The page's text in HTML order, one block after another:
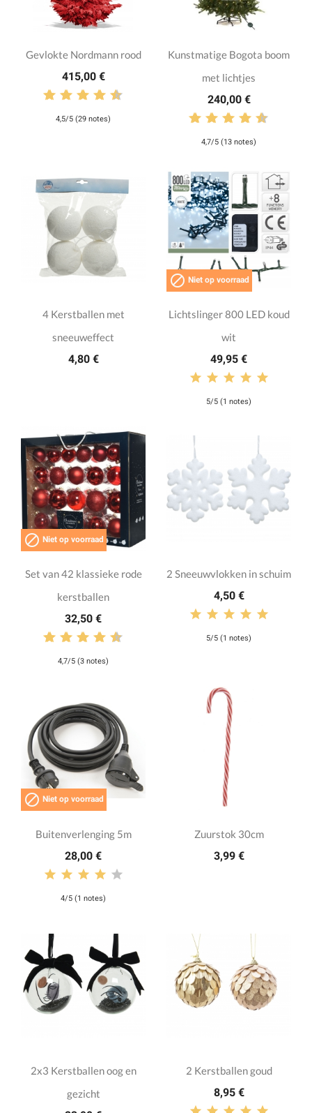
Gevlokte Nordmann rood
415,00 €
4,5/5 (29 notes)
Kunstmatige Bogota boom
met lichtjes
240,00 €
4,7/5 (13 notes)
4 Kerstballen met
sneeuweffect
4,80 €
 Niet op voorraad
Lichtslinger 800 LED koud
wit
49,95 €
5/5 (1 notes)
 Niet op voorraad
Set van 42 klassieke rode
kerstballen
32,50 €
4,7/5 (3 notes)
2 Sneeuwvlokken in schuim
4,50 €
5/5 (1 notes)
 Niet op voorraad
Buitenverlenging 5m
28,00 €
4/5 (1 notes)
Zuurstok 30cm
3,99 €
2x3 Kerstballen oog en
gezicht
2 Kerstballen goud
8,95 €